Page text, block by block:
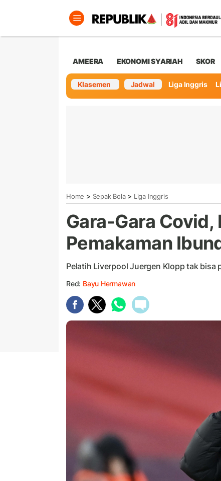
AMEERA EKONOMI SYARIAH SKOR
Klasemen Jadwal Liga Inggris
Home > Sepak Bola> Liga Inggris
Gara-Gara
Pemakaman
Pelatih Liverpool Juergen Klopp tak bisa
Red: Bayu Hermawan